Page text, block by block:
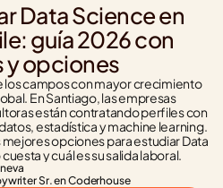
Data Science en
guía 2026 con
y opciones
los campos con mayor crecimiento
En Santiago, las empresas
están contratando perfiles con
estadística y machine learning.
opciones para estudiar Data
y cuál es su salida laboral.
Sr. en Coderhouse